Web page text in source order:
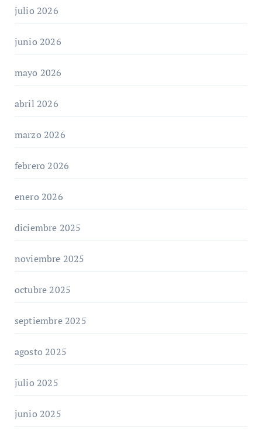
julio 2026
junio 2026
mayo 2026
abril 2026
marzo 2026
febrero 2026
enero 2026
diciembre 2025
noviembre 2025
octubre 2025
septiembre 2025
agosto 2025
julio 2025
junio 2025